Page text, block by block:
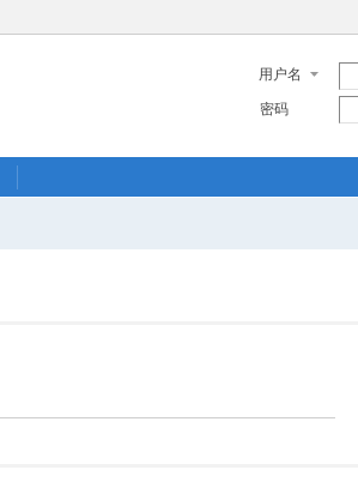
用户名
密码